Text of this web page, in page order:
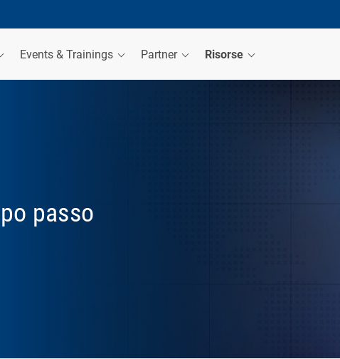
Events & Trainings Partner Risorse
passo